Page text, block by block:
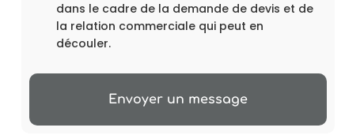
dans le cadre de la demande de devis et de
la relation commerciale qui peut en
découler.
Envoyer un message